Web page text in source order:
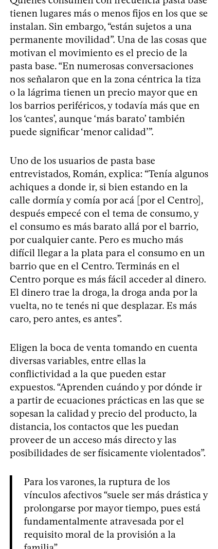
tienen lugares más o menos fijos en los que se
instalan. Sin embargo, “están sujetos a una
permanente movilidad”. Una de las cosas que
motivan el movimiento es el precio de la
pasta base. “En numerosas conversaciones
nos señalaron que en la zona céntrica la tiza
o la lágrima tienen un precio mayor que en
los barrios periféricos, y todavía más que en
los ‘cantes’, aunque ‘más barato’ también
puede significar ‘menor calidad’”.
Uno de los usuarios de pasta base
entrevistados, Román, explica: “Tenía algunos
achiques a donde ir, si bien estando en la
calle dormía y comía por acá [por el Centro],
después empecé con el tema de consumo, y
el consumo es más barato allá por el barrio,
por cualquier cante. Pero es mucho más
difícil llegar a la plata para el consumo en un
barrio que en el Centro. Terminás en el
Centro porque es más fácil acceder al dinero.
El dinero trae la droga, la droga anda por la
vuelta, no te tenés ni que desplazar. Es más
caro, pero antes, es antes”.
Eligen la boca de venta tomando en cuenta
diversas variables, entre ellas la
conflictividad a la que pueden estar
expuestos. “Aprenden cuándo y por dónde ir
a partir de ecuaciones prácticas en las que se
sopesan la calidad y precio del producto, la
distancia, los contactos que les puedan
proveer de un acceso más directo y las
posibilidades de ser físicamente violentados”.
Para los varones, la ruptura de los
vínculos afectivos “suele ser más drástica y
prolongarse por mayor tiempo, pues está
fundamentalmente atravesada por el
requisito moral de la provisión a la